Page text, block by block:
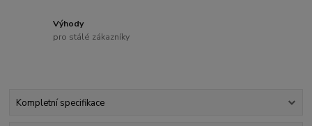
Výhody
pro stálé zákazníky
Kompletní specifikace